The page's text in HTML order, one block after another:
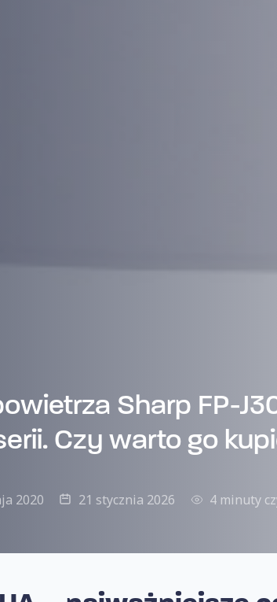
Sharp FP-
Czy warto go
2020 21 stycznia 2026 4 minuty